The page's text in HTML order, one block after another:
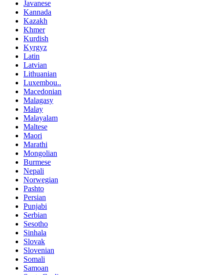
Javanese
Kannada
Kazakh
Khmer
Kurdish
Kyrgyz
Latin
Latvian
Lithuanian
Luxembou..
Macedonian
Malagasy
Malay
Malayalam
Maltese
Maori
Marathi
Mongolian
Burmese
Nepali
Norwegian
Pashto
Persian
Punjabi
Serbian
Sesotho
Sinhala
Slovak
Slovenian
Somali
Samoan